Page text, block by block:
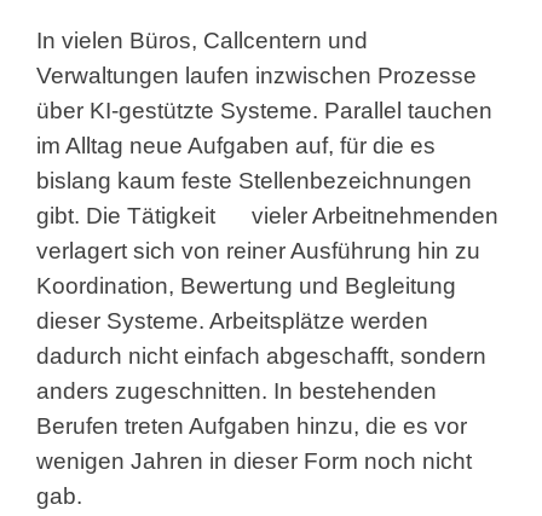
In vielen Büros, Callcentern und
Verwaltungen laufen inzwischen Prozesse
über KI-gestützte Systeme. Parallel tauchen
im Alltag neue Aufgaben auf, für die es
bislang kaum feste Stellenbezeichnungen
gibt. Die Tätigkeit vieler Arbeitnehmenden
verlagert sich von reiner Ausführung hin zu
Koordination, Bewertung und Begleitung
dieser Systeme. Arbeitsplätze werden
dadurch nicht einfach abgeschafft, sondern
anders zugeschnitten. In bestehenden
Berufen treten Aufgaben hinzu, die es vor
wenigen Jahren in dieser Form noch nicht
gab.